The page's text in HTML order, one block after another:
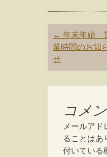
Post
navigation
← 年末年始
業時間のお知
せ
コメ
メールア
ることはあ
付いている